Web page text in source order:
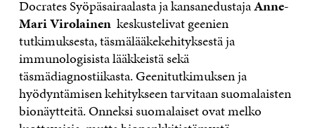
Docrates Syöpäsairaalasta ja kansanedustajaAnne-
Mari Virolainen keskustelivat geenien
tutkimuksesta, täsmälääkekehityksestä ja
immunologisista lääkkeistä sekä
täsmädiagnostiikasta. Geenitutkimuksen ja
hyödyntämisen kehitykseen tarvitaan suomalaisten
bionäytteitä. Onneksi suomalaiset ovat melko